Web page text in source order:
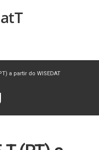
a partir do WISEDAT